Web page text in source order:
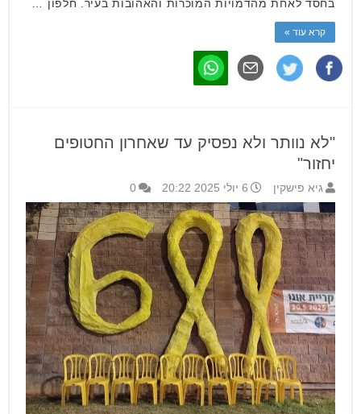
בחסד לאחת מהדמויות המוכרות והאהובות בעיר. חלפון …
קרא עוד »
"לא נוותר ולא נפסיק עד שאחרון החטופים
יחזור"
גיא פישקין 6 יולי 2025 20:22 0